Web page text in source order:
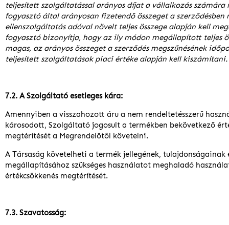
teljesített szolgáltatással arányos díjat a vállalkozás számára
fogyasztó által arányosan fizetendő összeget a
ellenszolgáltatás adóval növelt teljes összege alapján kell
fogyasztó bizonyítja, hogy az ily módon megállapított teljes
magas, az arányos összeget a szerződés megszűnésének
teljesített szolgáltatások piaci értéke alapján kell kiszámítani.
7.2. A Szolgáltató esetleges kára:
Amennyiben a visszahozott áru a nem rendeltetésszerű
károsodott, Szolgáltató jogosult a termékben bekövetkező
megtérítését a Megrendelőtől követelni.
A Társaság követelheti a termék jellegének, tulajdonságainak
megállapításához szükséges használatot meghaladó
értékcsökkenés megtérítését.
7.3. Szavatosság: